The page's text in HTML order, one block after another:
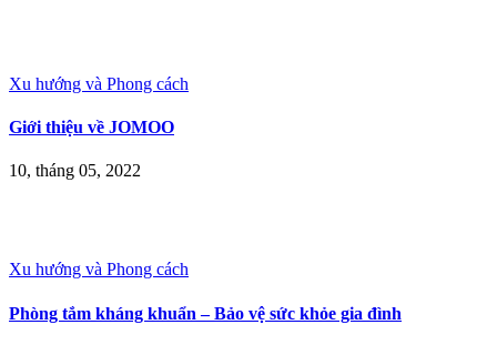
Xu hướng và Phong cách
Giới thiệu về JOMOO
10, tháng 05, 2022
Xu hướng và Phong cách
Phòng tắm kháng khuẩn – Bảo vệ sức khỏe gia đình